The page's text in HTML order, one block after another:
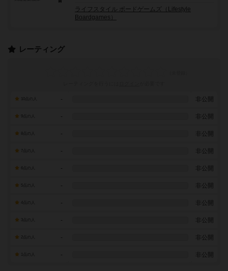
ライフスタイル ボードゲームズ（Lifestyle
Boardgames）
レーティング
- 非公開
- 非公開
- 非公開
7点の人 - 非公開
- 非公開
- 非公開
- 非公開
- 非公開
- 非公開
- 非公開